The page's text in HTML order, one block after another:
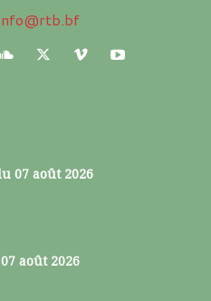
07 août 2026
août 2026